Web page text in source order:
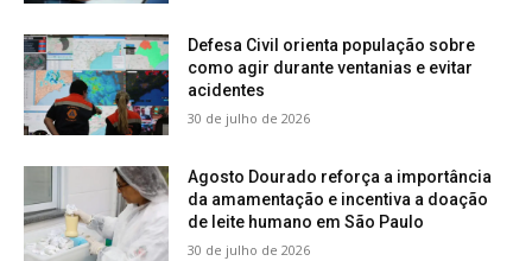
Defesa Civil orienta população sobre
como agir durante ventanias e evitar
acidentes
30 de julho de 2026
Agosto Dourado reforça a importância
da amamentação e incentiva a doação
de leite humano em São Paulo
30 de julho de 2026